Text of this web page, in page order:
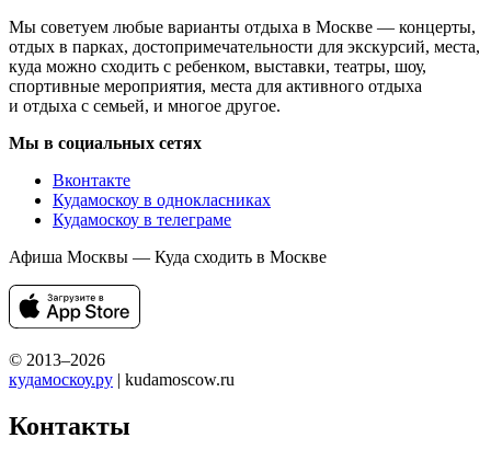
Мы советуем любые варианты отдыха в Москве — концерты,
отдых в парках, достопримечательности для экскурсий, места,
куда можно сходить с ребенком, выставки, театры, шоу,
спортивные мероприятия, места для активного отдыха
и отдыха с семьей, и многое другое.
Мы в социальных сетях
Вконтакте
Кудамоскоу в однокласниках
Кудамоскоу в телеграме
Афиша Москвы — Куда сходить в Москве
© 2013–2026
кудамоскоу.ру | kudamoscow.ru
Контакты